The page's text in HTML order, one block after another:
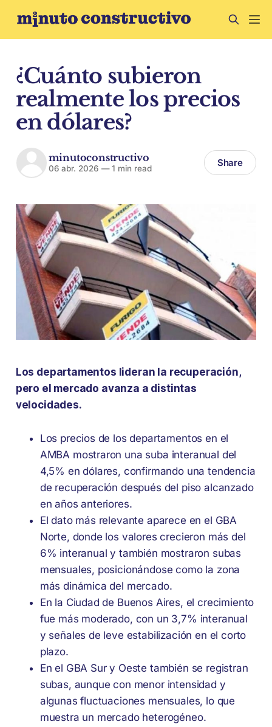
¿Cuánto subieron
realmente los precios
en dólares?
minutoconstructivo
06 abr. 2026 —1 min read Share
Los departamentos lideran la recuperación,
pero el mercado avanza a distintas
velocidades.
Los precios de los departamentos en el
AMBA mostraron una suba interanual del
4,5% en dólares, confirmando una tendencia
de recuperación después del piso alcanzado
en años anteriores.
El dato más relevante aparece en el GBA
Norte, donde los valores crecieron más del
6% interanual y también mostraron subas
mensuales, posicionándose como la zona
más dinámica del mercado.
En la Ciudad de Buenos Aires, el crecimiento
fue más moderado, con un 3,7% interanual
y señales de leve estabilización en el corto
plazo.
En el GBA Sur y Oeste también se registran
subas, aunque con menor intensidad y
algunas fluctuaciones mensuales, lo que
muestra un mercado heterogéneo.